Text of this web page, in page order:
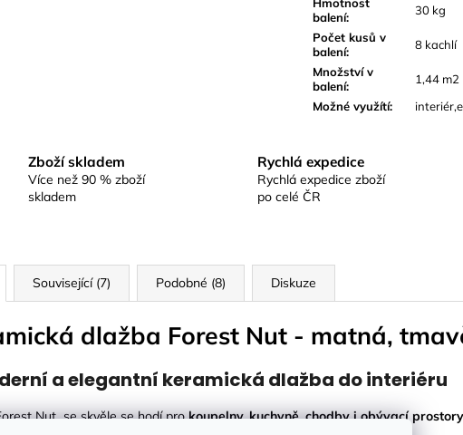
balení:
30 kg
Počet kusů v
balení:
8 kachlí
Množství v
balení:
1,44 m2
Možné využítí:
Zboží skladem
Více než 90 % zboží
skladem
Rychlá expedice
Rychlá expedice zboží
po celé ČR
Související (7) Podobné (8) Diskuze
dlažba Forest Nut - matná,
a elegantní keramická dlažba do interiéru
Nut se skvěle se hodí prokoupelny, kuchyně, chodby i obývací prostory